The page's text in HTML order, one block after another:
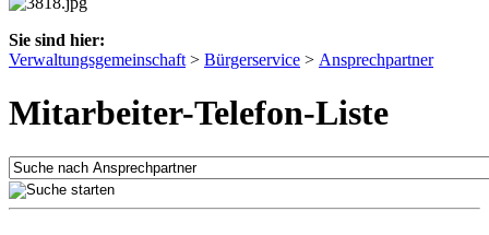
Sie sind hier:
Verwaltungsgemeinschaft > Bürgerservice > Ansprechpartner
Mitarbeiter-Telefon-Liste